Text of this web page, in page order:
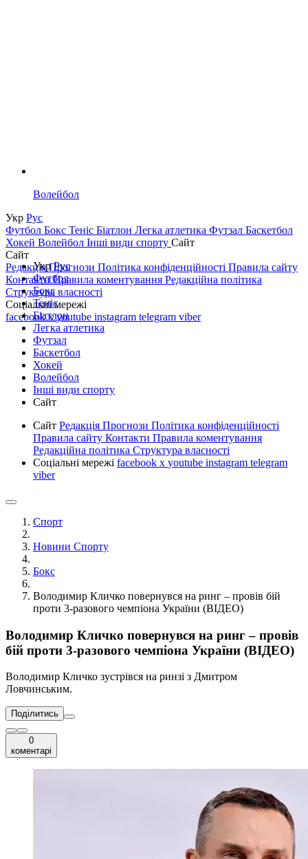
Волейбол
Укр Рус
Футбол Бокс Теніс Біатлон Легка атлетика Футзал Баскетбол
Хокей Волейбол Інші види спорту Сайт
Сайт
РедакціяПрогнози Політика конфіденційності Правила сайту
КонтактиПравила коментування Редакційна політика
Структура власності
Соціальні мережі
facebookxyoutube instagram telegram viber
УкрРус
Футбол
Бокс
Теніс
Біатлон
Легка атлетика
Футзал
Баскетбол
Хокей
Волейбол
Інші види спорту
Сайт
Сайт Редакція Прогнози Політика конфіденційності
Правила сайту Контакти Правила коментування
Редакційна політика Структура власності
Соціальні мережі facebook x youtube instagram telegram
viber
Спорт
Новини Спорту
Бокс
Володимир Кличко повернувся на ринг – провів бій
проти 3-разового чемпіона України (ВІДЕО)
Володимир Кличко повернувся на ринг – провів
бій проти 3-разового чемпіона України (ВІДЕО)
Володимир Кличко зустрівся на ринзі з Дмитром
Ловчинським.
Поділитись
0
коментарі